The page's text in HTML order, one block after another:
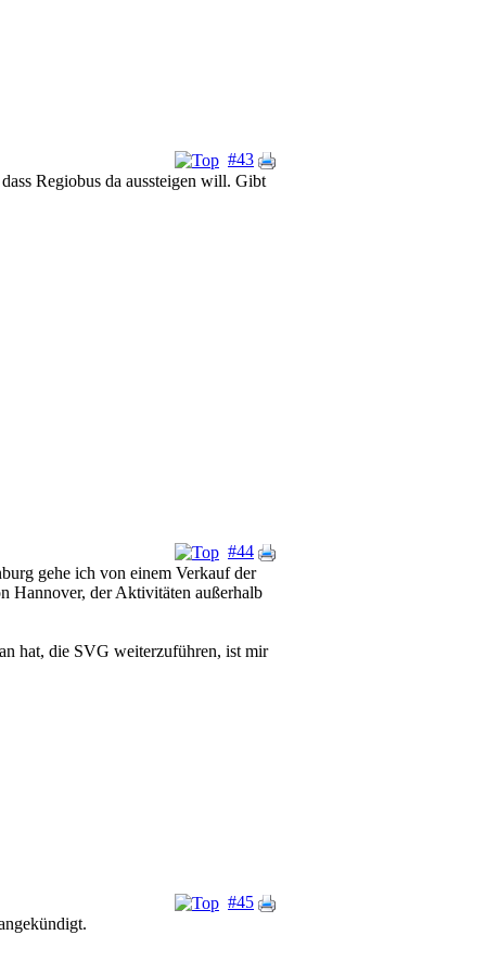
#43
Regiobus da aussteigen will. Gibt
#44
gehe ich von einem Verkauf der
Hannover, der Aktivitäten außerhalb
hat, die SVG weiterzuführen, ist mir
#45